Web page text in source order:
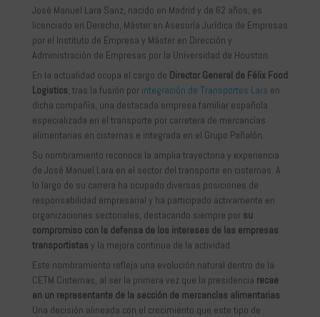
José Manuel Lara Sanz, nacido en Madrid y de 62 años, es
licenciado en Derecho, Máster en Asesoría Jurídica de Empresas
por el Instituto de Empresa y Máster en Dirección y
Administración de Empresas por la Universidad de Houston.
En la actualidad ocupa el cargo de Director General de Félix Food
Logistics , tras la fusión porintegración de Transportes Lara en
dicha compañía, una destacada empresa familiar española
especializada en el transporte por carretera de mercancías
alimentarias en cisternas e integrada en el Grupo Pañalón.
Su nombramiento reconoce la amplia trayectoria y experiencia
de José Manuel Lara en el sector del transporte en cisternas. A
lo largo de su carrera ha ocupado diversas posiciones de
responsabilidad empresarial y ha participado activamente en
organizaciones sectoriales, destacando siempre por su
compromiso con la defensa de los intereses de las empresas
transportistas y la mejora continua de la actividad.
Este nombramiento refleja una evolución natural dentro de la
CETM Cisternas, al ser la primera vez que la presidencia recae
en un representante de la sección de mercancías alimentarias
Una decisión alineada con el crecimiento que este tipo de